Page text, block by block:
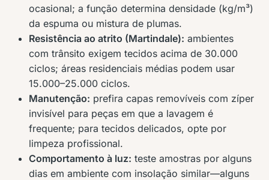
ocasional; a função determina densidade (kg/m³)
da espuma ou mistura de plumas.
Resistência ao atrito (Martindale): ambientes
com trânsito exigem tecidos acima de 30.000
ciclos; áreas residenciais médias podem usar
15.000–25.000 ciclos.
Manutenção: prefira capas removíveis com zíper
invisível para peças em que a lavagem é
frequente; para tecidos delicados, opte por
limpeza profissional.
Comportamento à luz: teste amostras por alguns
dias em ambiente com insolação similar—alguns